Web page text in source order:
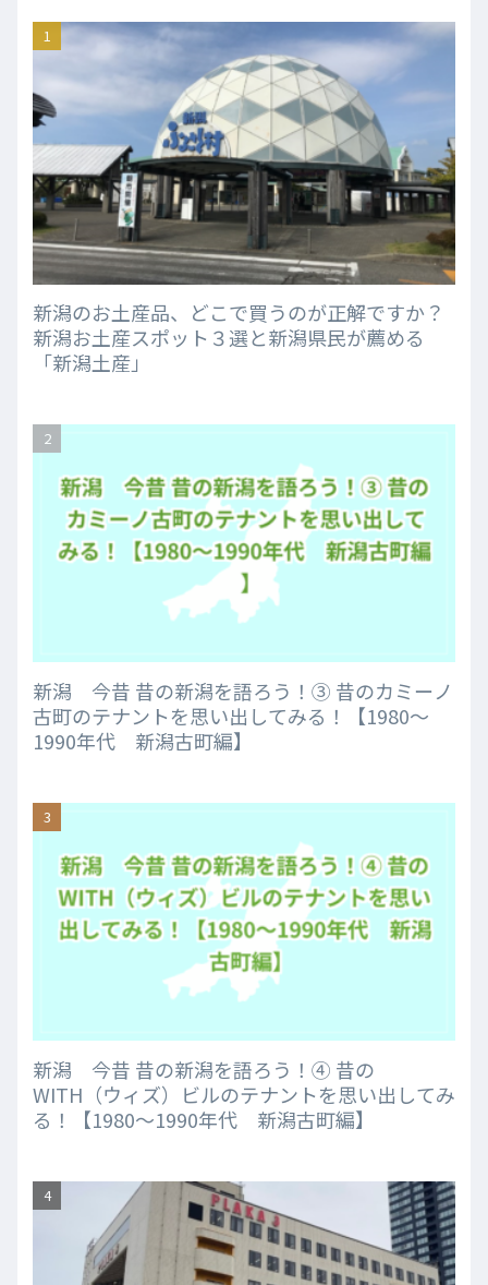
新潟のお土産品、どこで買うのが正解ですか？
新潟お土産スポット３選と新潟県民が薦める
「新潟土産」
新潟 今昔 昔の新潟を語ろう！③ 昔のカミーノ
古町のテナントを思い出してみる！【1980～
1990年代 新潟古町編】
新潟 今昔 昔の新潟を語ろう！④ 昔の
WITH（ウィズ）ビルのテナントを思い出してみ
る！【1980～1990年代 新潟古町編】